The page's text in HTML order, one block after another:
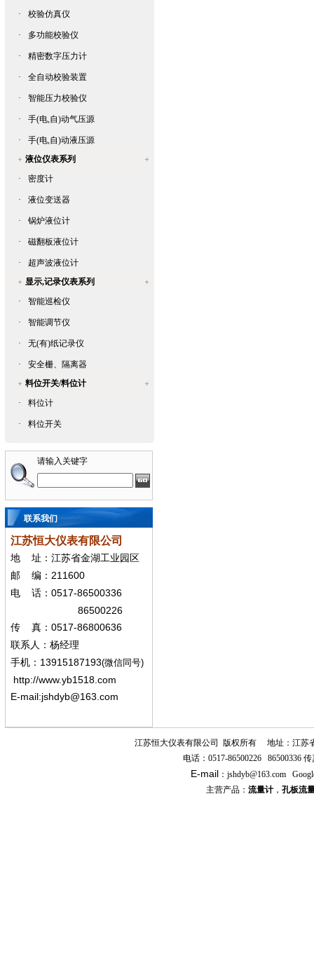
·
校验仿真仪
· 多功能校验仪
· 精密数字压力计
· 全自动校验装置
· 智能压力校验仪
· 手(电,自)动气压源
·
手(电,自)动液压源
液位仪表系列
·
密度计
· 液位变送器
· 锅炉液位计
· 磁翻板液位计
·
超声波液位计
显示,记录仪表系列
·
智能巡检仪
· 智能调节仪
· 无(有)纸记录仪
·
安全栅、隔离器
料位开关/料位计
·
料位计
· 料位开关
请输入关键字
联系我们
江苏恒大仪表有限公司
地
址：江苏省金湖工业园区
邮
编： 211600
电 话： 0517-86500336
86500226
传 真： 0517-86800636
联系人：杨经理
手机 ： 13915187193(微信同号)
http://www.yb1518.com
E-mail:jshdyb@163.com
江苏恒大仪表有限公司 版权所有
地址：江苏
电话： 0517-86500226 86500336 传
E-mail ： jshdyb@163.com
主营产品： 流量计， 孔板流